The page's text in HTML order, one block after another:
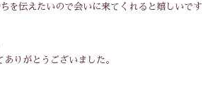
を伝えたいので会いに来てくれると嬉しいです
りがとうございました。